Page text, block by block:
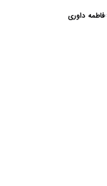
›فاطمه داوری